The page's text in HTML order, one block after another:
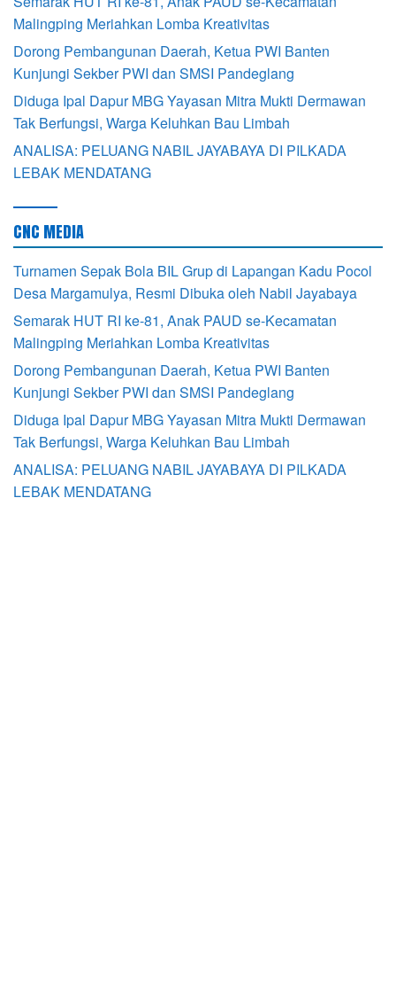
Malingping Meriahkan Lomba Kreativitas
Dorong Pembangunan Daerah, Ketua PWI Banten
Kunjungi Sekber PWI dan SMSI Pandeglang
Diduga Ipal Dapur MBG Yayasan Mitra Mukti Dermawan
Tak Berfungsi, Warga Keluhkan Bau Limbah
ANALISA: PELUANG NABIL JAYABAYA DI PILKADA
LEBAK MENDATANG
CNC MEDIA
Turnamen Sepak Bola BIL Grup di Lapangan Kadu Pocol
Desa Margamulya, Resmi Dibuka oleh Nabil Jayabaya
Semarak HUT RI ke-81, Anak PAUD se-Kecamatan
Malingping Meriahkan Lomba Kreativitas
Dorong Pembangunan Daerah, Ketua PWI Banten
Kunjungi Sekber PWI dan SMSI Pandeglang
Diduga Ipal Dapur MBG Yayasan Mitra Mukti Dermawan
Tak Berfungsi, Warga Keluhkan Bau Limbah
ANALISA: PELUANG NABIL JAYABAYA DI PILKADA
LEBAK MENDATANG